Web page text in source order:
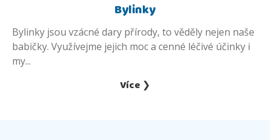
Bylinky
Bylinky jsou vzácné dary přírody, to věděly nejen naše
babičky. Využívejme jejich moc a cenné léčivé účinky i
my...
Více ❯